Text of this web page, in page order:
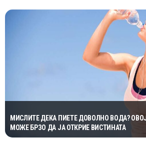
МИСЛИТЕ ДЕКА ПИЕТЕ ДОВОЛНО ВОДА?
МОЖЕ БРЗО ДА ЈА ОТКРИЕ ВИСТИНАТА